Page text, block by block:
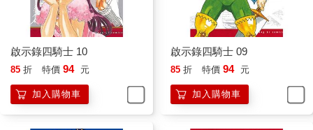
啟示錄四騎士 10
85 折 特價 94 元
加入購物車
啟示錄四騎士 09
85 折 特價 94 元
加入購物車